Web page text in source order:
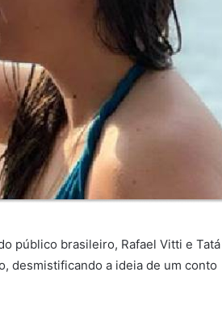
público brasileiro, Rafael Vitti e Tatá
desmistificando a ideia de um conto